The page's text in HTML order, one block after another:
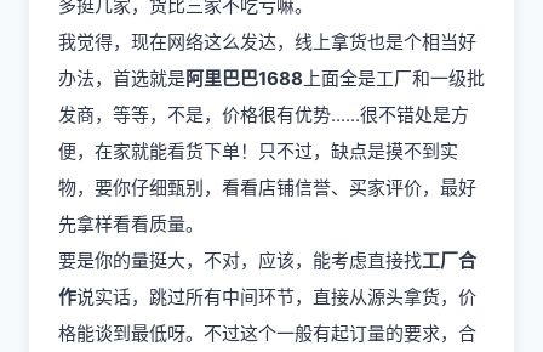
多挺几家，货比三家不吃亏嘛。
我觉得，现在网络这么发达，线上拿货也是个相当好
办法，首选就是阿里巴巴1688 上面全是工厂和一级批
发商，等等，不是，价格很有优势......很不错处是方
便，在家就能看货下单！只不过，缺点是摸不到实
物，要你仔细甄别，看看店铺信誉、买家评价，最好
先拿样看看质量。
要是你的量挺大，不对，应该，能考虑直接找工厂合
作说实话，跳过所有中间环节，直接从源头拿货，价
格能谈到最低呀。不过这个一般有起订量的要求，合